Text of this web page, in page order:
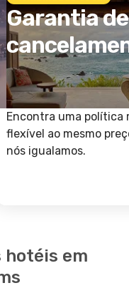
Garantia de
Encontra uma política
flexível ao mesmo
nós igualamos.
hotéis em